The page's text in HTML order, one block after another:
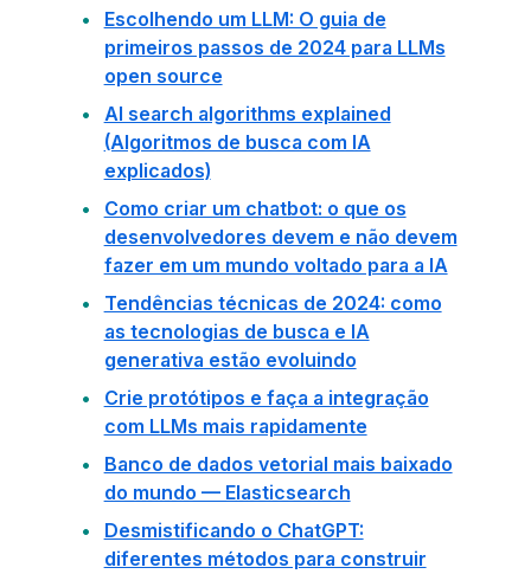
Escolhendo um LLM: O guia de
primeiros passos de 2024 para LLMs
open source
AI search algorithms explained
(Algoritmos de busca com IA
explicados)
Como criar um chatbot: o que os
desenvolvedores devem e não devem
fazer em um mundo voltado para a IA
Tendências técnicas de 2024: como
as tecnologias de busca e IA
generativa estão evoluindo
Crie protótipos e faça a integração
com LLMs mais rapidamente
Banco de dados vetorial mais baixado
do mundo — Elasticsearch
Desmistificando o ChatGPT:
diferentes métodos para construir